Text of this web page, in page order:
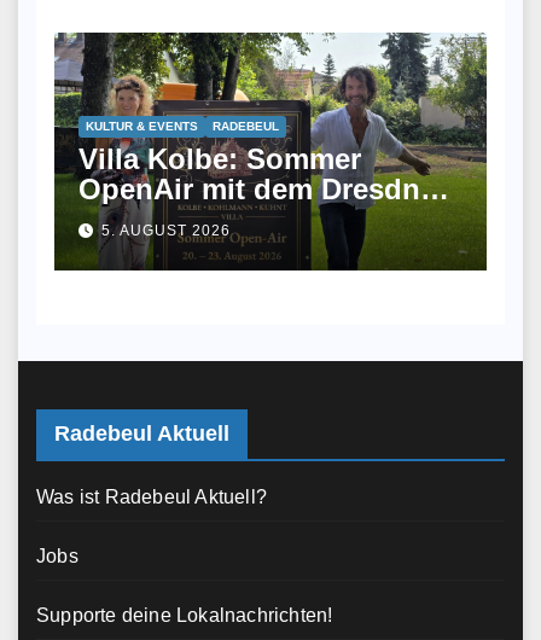
KULTUR & EVENTS RADEBEUL
Villa Kolbe: Sommer
OpenAir mit dem Dresdner
Kreuzchor und
musikalischem Picknick
5. AUGUST 2026
Radebeul Aktuell
Was ist Radebeul Aktuell?
Jobs
Supporte deine Lokalnachrichten!